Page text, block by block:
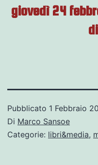
giovedì 24
Pubblicato 1 Febbraio
Di Marco Sansoe
Categorie: libri&media,